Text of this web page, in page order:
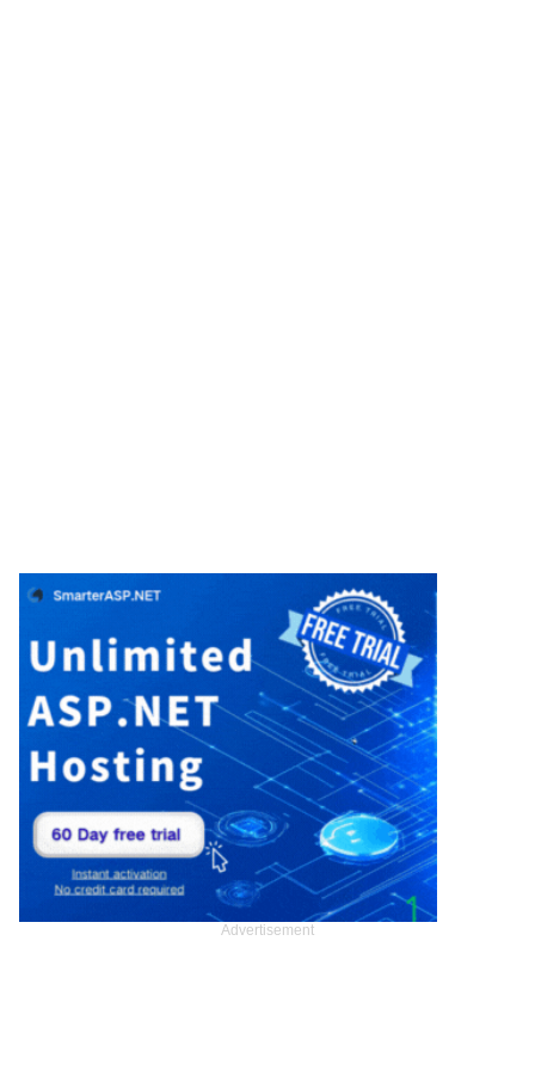
Advertisement